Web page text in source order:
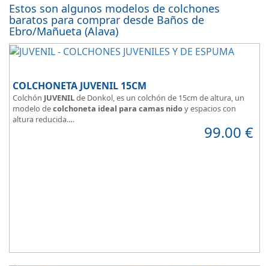
Estos son algunos modelos de colchones
baratos para comprar desde Baños de
Ebro/Mañueta (Alava)
COLCHONETA JUVENIL 15CM
Colchón JUVENILde Donkol, es un colchón de 15cm de altura, un
modelo decolchoneta ideal para camas nidoy espacios con
altura reducida.
suelen elegir
99.00 €